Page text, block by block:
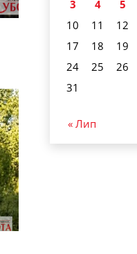
3
4 5
10
11 12
17
18 19
24
25 26
31
« Лип